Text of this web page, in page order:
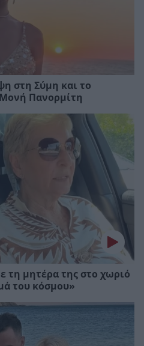
στη Σύμη και το
Πανορμίτη
μητέρα της στο χωριό
του κόσμου»